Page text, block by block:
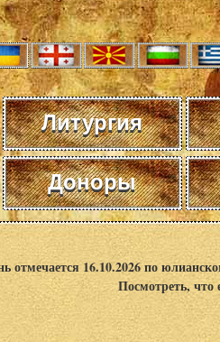
Литургия
Доноры
отмечается 16.10.2026 по
Посмотреть,